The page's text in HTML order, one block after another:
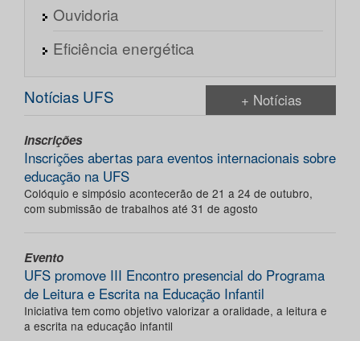
Ouvidoria
Eficiência energética
Notícias UFS + Notícias
Inscrições
Inscrições abertas para eventos internacionais sobre
educação na UFS
Colóquio e simpósio acontecerão de 21 a 24 de outubro,
com submissão de trabalhos até 31 de agosto
Evento
UFS promove III Encontro presencial do Programa
de Leitura e Escrita na Educação Infantil
Iniciativa tem como objetivo valorizar a oralidade, a leitura e
a escrita na educação infantil